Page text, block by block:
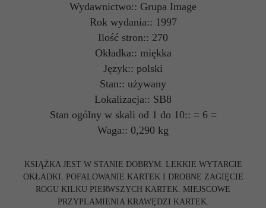
Wydawnictwo:: Grupa Image
Rok wydania:: 1997
Ilość stron:: 270
Okładka:: miękka
Język:: polski
Stan:: używany
Lokalizacja:: SB8
Stan ogólny w skali od 1 do 10:: = 6 =
Waga:: 0,290 kg
KSIĄŻKA JEST W STANIE DOBRYM. LEKKIE WYTARCIE
OKŁADKI. POFALOWANIE KARTEK I DROBNE ZAGIĘCIE
ROGU KILKU PIERWSZYCH KARTEK. MIEJSCOWE
PRZYPLAMIENIA KRAWĘDZI KARTEK.